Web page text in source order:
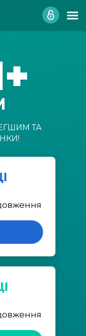
ТА